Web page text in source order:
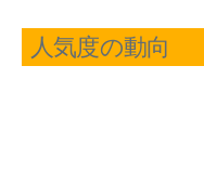
人気度の動向